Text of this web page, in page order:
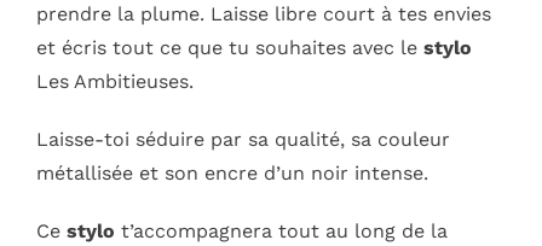
prendre la plume. Laisse libre court à tes envies
et écris tout ce que tu souhaites avec le stylo
Les Ambitieuses.
Laisse-toi séduire par sa qualité, sa couleur
métallisée et son encre d’un noir intense.
Ce stylo t’accompagnera tout au long de la